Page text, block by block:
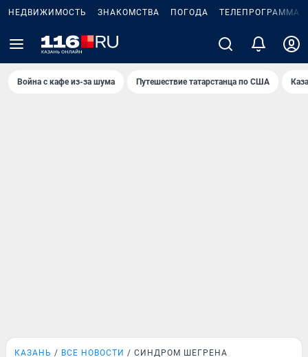
НЕДВИЖИМОСТЬ ЗНАКОМСТВА ПОГОДА ТЕЛЕПРОГРАММА
Война с кафе из-за шума Путешествие татарстанца по США
КАЗАНЬ ВСЕ НОВОСТИ СИНДРОМ ШЕГРЕНА